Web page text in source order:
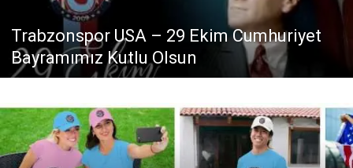
Trabzonspor USA – 29 Ekim Cumhuriyet
Bayramımız Kutlu Olsun